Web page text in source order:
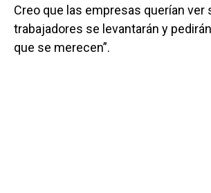
Creo que las empresas querían ver
trabajadores se levantarán y
que se merecen”.